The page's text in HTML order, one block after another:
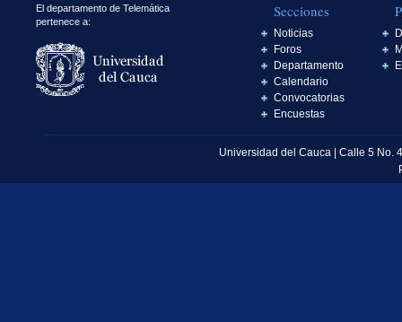
El departamento de Telemática
pertenece a:
Secciones
Noticias
Foros
Departamento
Calendario
Convocatorias
Encuestas
Universidad del Cauca | Calle 5 No.